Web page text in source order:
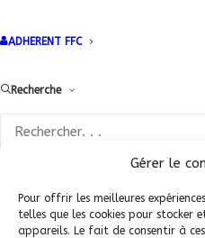
Gérer le
Pour offrir les meilleures
telles que les cookies pour stocker
appareils. Le fait de consentir à
ADHERENT FFC
Recherche
Conditions Générales de
Politique de